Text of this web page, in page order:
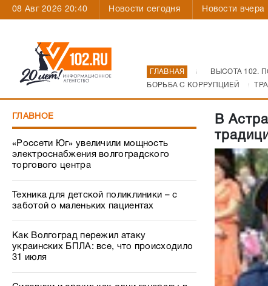
08 Авг 2026 20:40 Новости сегодня Новости вчера
ГЛАВНАЯ ВЫСОТА 102.
БОРЬБА С КОРРУПЦИЕЙ
ГЛАВНОЕ
«Россети Юг» увеличили мощность
электроснабжения волгоградского
торгового центра
Техника для детской поликлиники – с
заботой о маленьких пациентах
Как Волгоград пережил атаку
украинских БПЛА: все, что происходило
31 июля
В